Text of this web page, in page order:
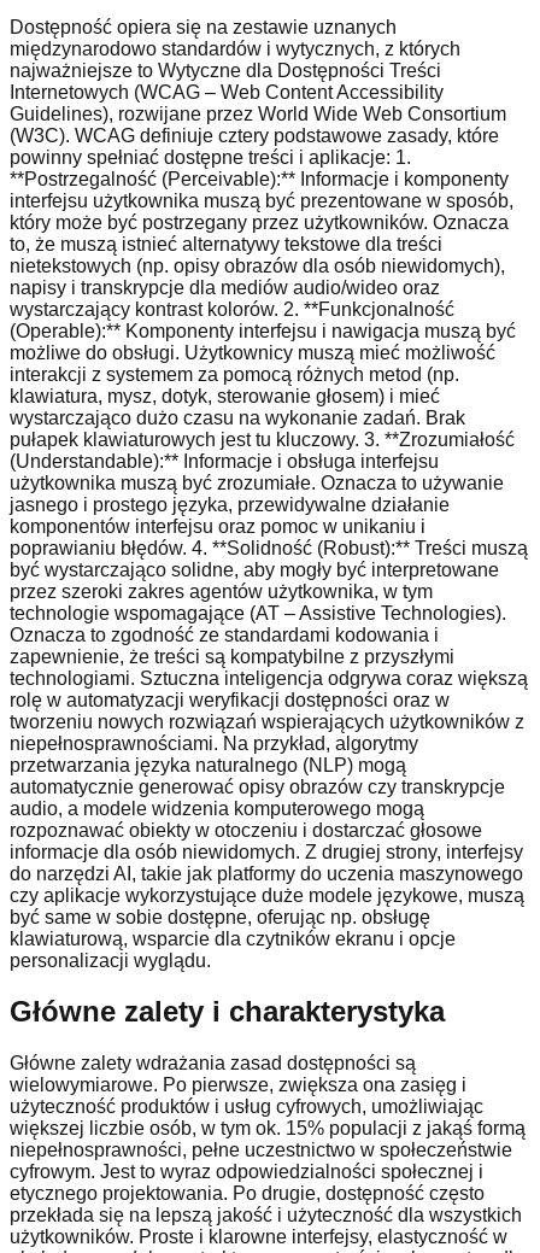
Dostępność opiera się na zestawie uznanych
międzynarodowo standardów i wytycznych, z których
najważniejsze to Wytyczne dla Dostępności Treści
Internetowych (WCAG – Web Content Accessibility
Guidelines), rozwijane przez World Wide Web Consortium
(W3C). WCAG definiuje cztery podstawowe zasady, które
powinny spełniać dostępne treści i aplikacje: 1.
**Postrzegalność (Perceivable):** Informacje i komponenty
interfejsu użytkownika muszą być prezentowane w sposób,
który może być postrzegany przez użytkowników. Oznacza
to, że muszą istnieć alternatywy tekstowe dla treści
nietekstowych (np. opisy obrazów dla osób niewidomych),
napisy i transkrypcje dla mediów audio/wideo oraz
wystarczający kontrast kolorów. 2. **Funkcjonalność
(Operable):** Komponenty interfejsu i nawigacja muszą być
możliwe do obsługi. Użytkownicy muszą mieć możliwość
interakcji z systemem za pomocą różnych metod (np.
klawiatura, mysz, dotyk, sterowanie głosem) i mieć
wystarczająco dużo czasu na wykonanie zadań. Brak
pułapek klawiaturowych jest tu kluczowy. 3. **Zrozumiałość
(Understandable):** Informacje i obsługa interfejsu
użytkownika muszą być zrozumiałe. Oznacza to używanie
jasnego i prostego języka, przewidywalne działanie
komponentów interfejsu oraz pomoc w unikaniu i
poprawianiu błędów. 4. **Solidność (Robust):** Treści muszą
być wystarczająco solidne, aby mogły być interpretowane
przez szeroki zakres agentów użytkownika, w tym
technologie wspomagające (AT – Assistive Technologies).
Oznacza to zgodność ze standardami kodowania i
zapewnienie, że treści są kompatybilne z przyszłymi
technologiami. Sztuczna inteligencja odgrywa coraz większą
rolę w automatyzacji weryfikacji dostępności oraz w
tworzeniu nowych rozwiązań wspierających użytkowników z
niepełnosprawnościami. Na przykład, algorytmy
przetwarzania języka naturalnego (NLP) mogą
automatycznie generować opisy obrazów czy transkrypcje
audio, a modele widzenia komputerowego mogą
rozpoznawać obiekty w otoczeniu i dostarczać głosowe
informacje dla osób niewidomych. Z drugiej strony, interfejsy
do narzędzi AI, takie jak platformy do uczenia maszynowego
czy aplikacje wykorzystujące duże modele językowe, muszą
być same w sobie dostępne, oferując np. obsługę
klawiaturową, wsparcie dla czytników ekranu i opcje
personalizacji wyglądu.
Główne zalety i charakterystyka
Główne zalety wdrażania zasad dostępności są
wielowymiarowe. Po pierwsze, zwiększa ona zasięg i
użyteczność produktów i usług cyfrowych, umożliwiając
większej liczbie osób, w tym ok. 15% populacji z jakąś formą
niepełnosprawności, pełne uczestnictwo w społeczeństwie
cyfrowym. Jest to wyraz odpowiedzialności społecznej i
etycznego projektowania. Po drugie, dostępność często
przekłada się na lepszą jakość i użyteczność dla wszystkich
użytkowników. Proste i klarowne interfejsy, elastyczność w